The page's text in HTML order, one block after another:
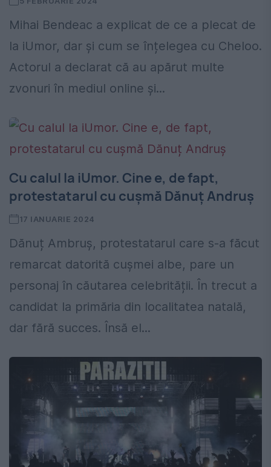
Mihai Bendeac a explicat de ce a plecat de
la iUmor, dar și cum se înțelegea cu Cheloo.
Actorul a declarat că au apărut multe
zvonuri în mediul online și...
Cu calul la iUmor. Cine e, de fapt,
protestatarul cu cușmă Dănuț Andruș
17 IANUARIE 2024
Dănuț Ambruș, protestatarul care s-a făcut
remarcat datorită cușmei albe, pare un
personaj în căutarea celebrității. În trecut a
candidat la primăria din localitatea natală,
dar fără succes. Însă el...